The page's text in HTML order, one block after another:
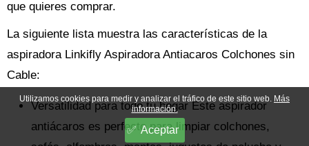
que quieres comprar.
La siguiente lista muestra las características de la
aspiradora Linkifly Aspiradora Antiacaros Colchones sin
Cable:
Versatilidad para todo tu hogar Este aspirador
antiácaros es perfecto para limpiar colchones,
Utilizamos cookies para medir y analizar el tráfico de este sitio web. Más
información.
Aceptar